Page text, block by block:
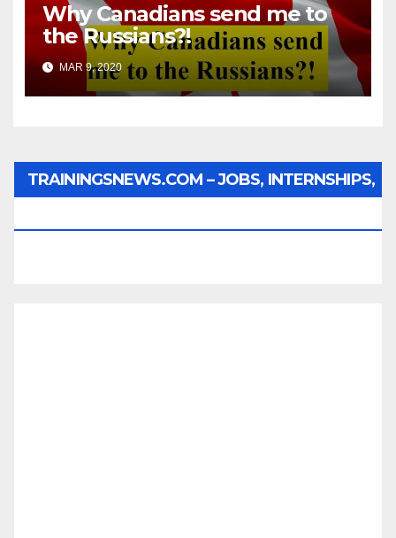
Why Canadians send me to
the Russians?!
MAR 9, 2020
TRAININGSNEWS.COM – JOBS, INTERNSHIPS,